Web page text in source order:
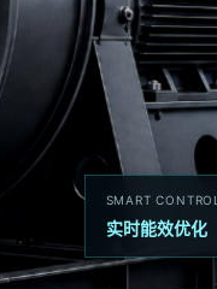
SMART CONTROL
实时能效优化